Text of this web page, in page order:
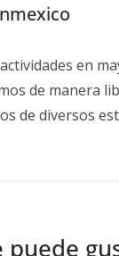
en
de manera
de diversos
puede